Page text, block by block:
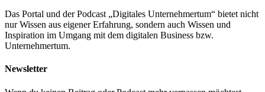
Das Portal und der Podcast „Digitales Unternehmertum“ bietet nicht
nur Wissen aus eigener Erfahrung, sondern auch Wissen und
Inspiration im Umgang mit dem digitalen Business bzw.
Unternehmertum.
Newsletter